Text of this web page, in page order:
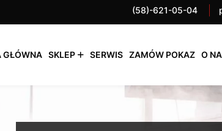
(58)-621-05-04
GŁÓWNA SKLEP SERWIS ZAMÓW POKAZ O